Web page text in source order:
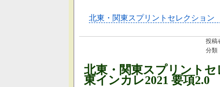
北東・関東スプリントセレクショ
投稿
分類
北東・関東スプリント
東インカレ2021 要項2.0